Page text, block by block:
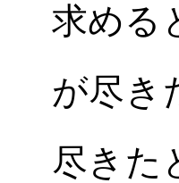
求める
が尽き
尽きた